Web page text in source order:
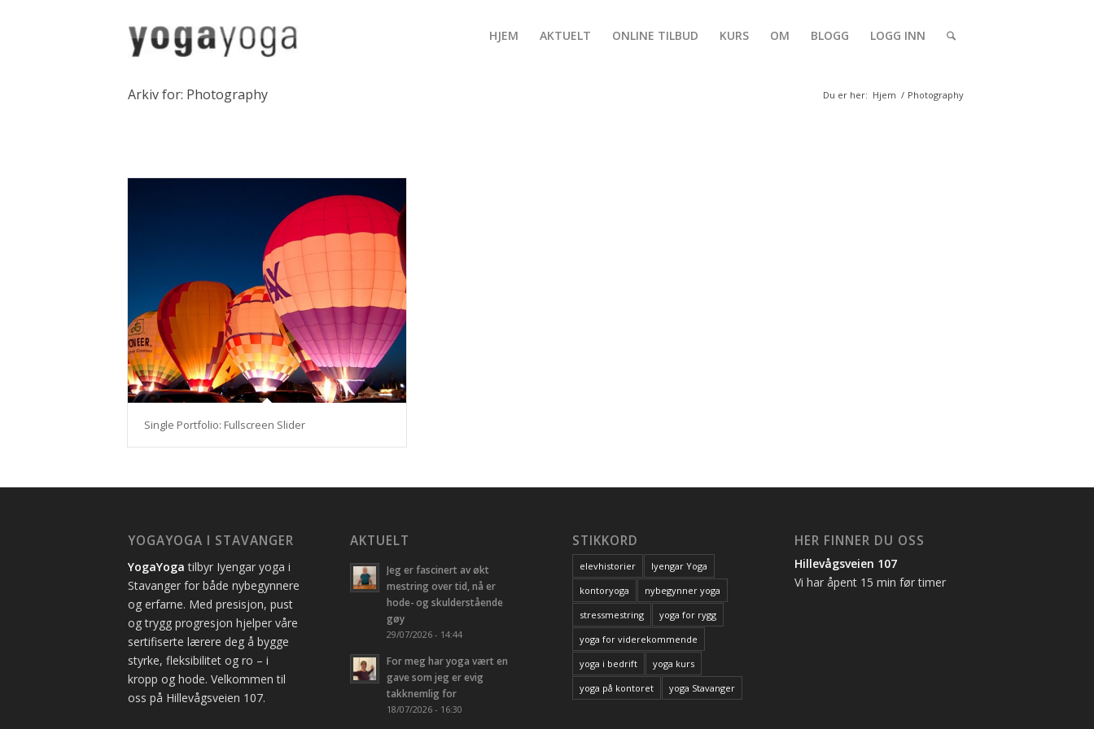
HJEM AKTUELT ONLINE TILBUD KURS OM BLOGG LOGG INN
Arkiv for: Photography Du er her: Hjem / Photography
Single Portfolio: Fullscreen Slider
YOGAYOGA I STAVANGER
YogaYoga tilbyr Iyengar yoga i
Stavanger for både nybegynnere
og erfarne. Med presisjon, pust
og trygg progresjon hjelper våre
sertifiserte lærere deg å bygge
styrke, fleksibilitet og ro – i
kropp og hode. Velkommen til
oss på Hillevågsveien 107.
AKTUELT
Jeg er fascinert av økt
mestring over tid, nå er
hode- og skulderstående
gøy
29/07/2026 - 14:44
For meg har yoga vært en
gave som jeg er evig
takknemlig for
18/07/2026 - 16:30
STIKKORD
elevhistorier
Iyengar Yoga
kontoryoga
nybegynner yoga
stressmestring
yoga for rygg
yoga for viderekommende
yoga i bedrift
yoga kurs
yoga på kontoret
yoga Stavanger
HER FINNER DU OSS
Hillevågsveien 107
Vi har åpent 15 min før timer